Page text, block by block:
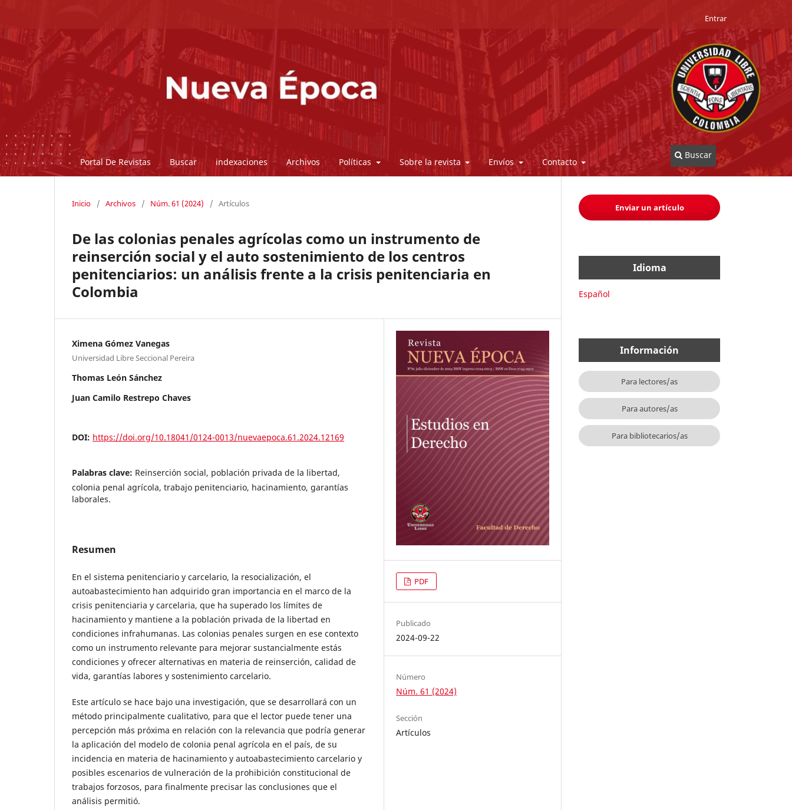
Portal De Revistas Buscar indexaciones Archivos Políticas Sobre la revista Envíos Contacto
Buscar
Entrar
Inicio / Archivos / Núm. 61 (2024) / Artículos
De las colonias penales agrícolas como un instrumento de
reinserción social y el auto sostenimiento de los centros
penitenciarios: un análisis frente a la crisis penitenciaria en
Colombia
Ximena Gómez Vanegas
Universidad Libre Seccional Pereira
Thomas León Sánchez
Juan Camilo Restrepo Chaves
DOI: https://doi.org/10.18041/0124-0013/nuevaepoca.61.2024.12169
Palabras clave: Reinserción social, población privada de la libertad,
colonia penal agrícola, trabajo penitenciario, hacinamiento, garantías
laborales.
Resumen
En el sistema penitenciario y carcelario, la resocialización, el
autoabastecimiento han adquirido gran importancia en el marco de la
crisis penitenciaria y carcelaria, que ha superado los límites de
hacinamiento y mantiene a la población privada de la libertad en
condiciones infrahumanas. Las colonias penales surgen en ese contexto
como un instrumento relevante para mejorar sustancialmente estás
condiciones y ofrecer alternativas en materia de reinserción, calidad de
vida, garantías labores y sostenimiento carcelario.
Este artículo se hace bajo una investigación, que se desarrollará con un
método principalmente cualitativo, para que el lector puede tener una
percepción más próxima en relación con la relevancia que podría generar
la aplicación del modelo de colonia penal agrícola en el país, de su
incidencia en materia de hacinamiento y autoabastecimiento carcelario y
posibles escenarios de vulneración de la prohibición constitucional de
trabajos forzosos, para finalmente precisar las conclusiones que el
análisis permitió.
PDF
Publicado
2024-09-22
Número
Núm. 61 (2024)
Sección
Artículos
Enviar un artículo
Idioma
Español
Información
Para lectores/as
Para autores/as
Para bibliotecarios/as